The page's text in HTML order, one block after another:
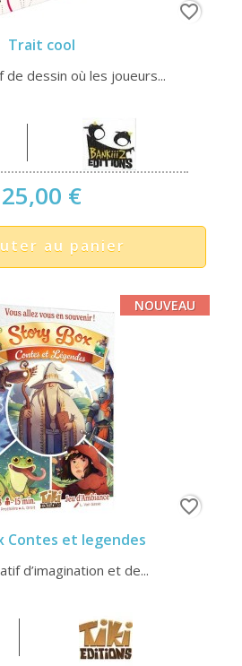
Trait cool
de dessin où les joueurs...
25,00 €
au panier
favorite_border
Contes et legendes
d’imagination et de...
NOUVEAU
favorite_border